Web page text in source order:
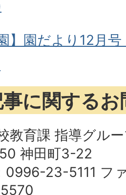
】園だより12月
に関する
教育課 指導グル
神田町3-22
0996-23-5111 フ